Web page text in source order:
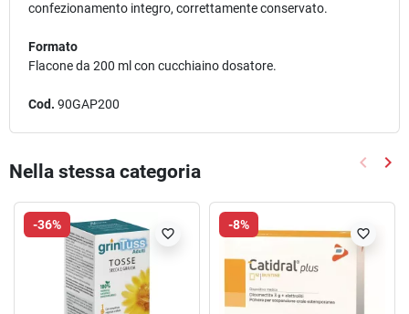
confezionamento integro, correttamente conservato.
Formato
Flacone da 200 ml con cucchiaino dosatore.
Cod. 90GAP200
Nella stessa categoria keyboard_arrow_left keyboard_arrow_right
-36%
favorite_border
-8%
favorite_border